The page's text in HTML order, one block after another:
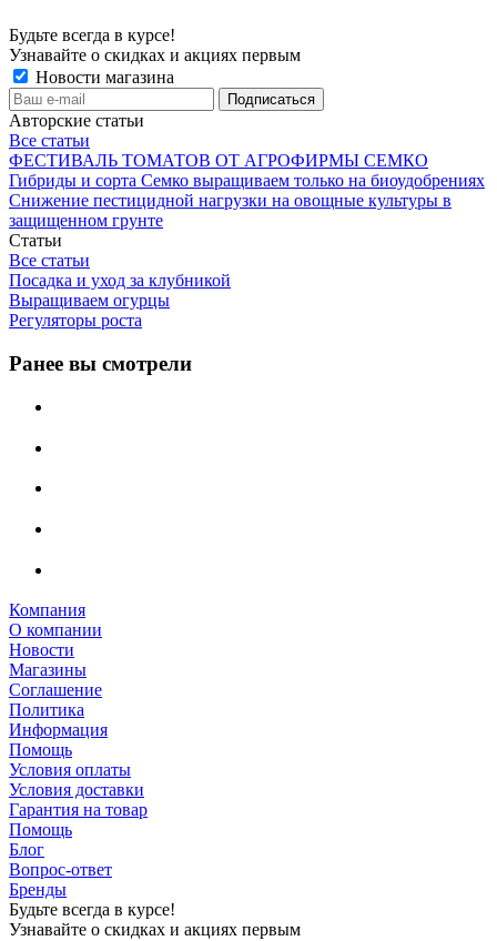
Будьте всегда в курсе!
Узнавайте о скидках и акциях первым
Новости магазина
Авторские статьи
Все статьи
ФЕСТИВАЛЬ ТОМАТОВ ОТ АГРОФИРМЫ СЕМКО
Гибриды и сорта Семко выращиваем только на биоудобрениях
Снижение пестицидной нагрузки на овощные культуры в
защищенном грунте
Статьи
Все статьи
Посадка и уход за клубникой
Выращиваем огурцы
Регуляторы роста
Ранее вы смотрели
Компания
О компании
Новости
Магазины
Соглашение
Политика
Информация
Помощь
Условия оплаты
Условия доставки
Гарантия на товар
Помощь
Блог
Вопрос-ответ
Бренды
Будьте всегда в курсе!
Узнавайте о скидках и акциях первым